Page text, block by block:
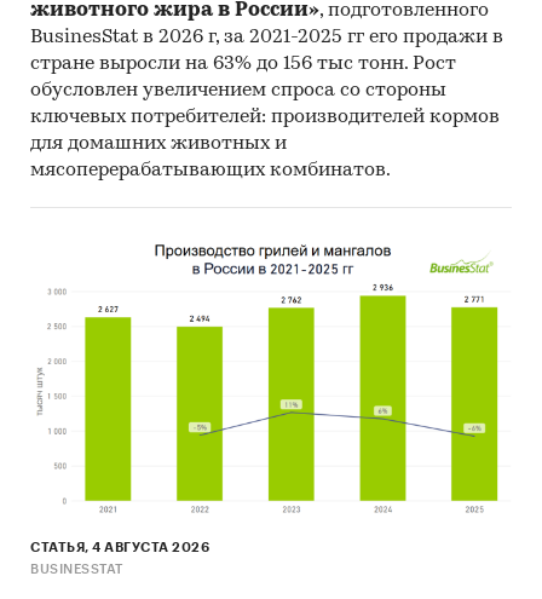
животного жира в России», подготовленного
BusinesStat в 2026 г, за 2021-2025 гг его продажи в
стране выросли на 63% до 156 тыс тонн. Рост
обусловлен увеличением спроса со стороны
ключевых потребителей: производителей кормов
для домашних животных и
мясоперерабатывающих комбинатов.
СТАТЬЯ, 4 АВГУСТА 2026
BUSINESSTAT